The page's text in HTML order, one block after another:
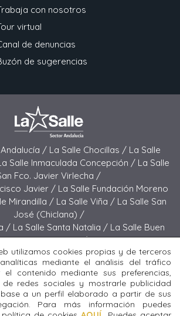
con nosotros
virtual
de denuncias
de sugerencias
/ La Salle Chocillas / La Salle
Salle Inmaculada Concepción / La Salle
Fco. Javier Virlecha /
Javier / La Salle Fundación Moreno
Mirandilla / La Salle Viña / La Salle San
José (Chiclana) /
/ La Salle Santa Natalia / La Salle Buen
Sagrado Corazón /La Salle San José
/ La Salle El Carmen (Melilla) /
/La Salle El Carmen (San Fernando) /
/La Salle Felipe Benito /La Salle La
Purísima
utilizamos cookies propias y de terceros
mediante el análisis del tráfico
el contenido mediante sus preferencias,
de redes sociales y mostrarle publicidad
a un perfil elaborado a partir de sus
Para más información puedes